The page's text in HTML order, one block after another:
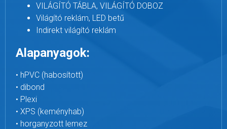
VILÁGÍTÓ TÁBLA, VILÁGÍTÓ DOBOZ
Világító reklám, LED betű
Indirekt világító reklám
Alapanyagok:
• hPVC (habosított)
• dibond
• Plexi
• XPS (keményhab)
• horganyzott lemez